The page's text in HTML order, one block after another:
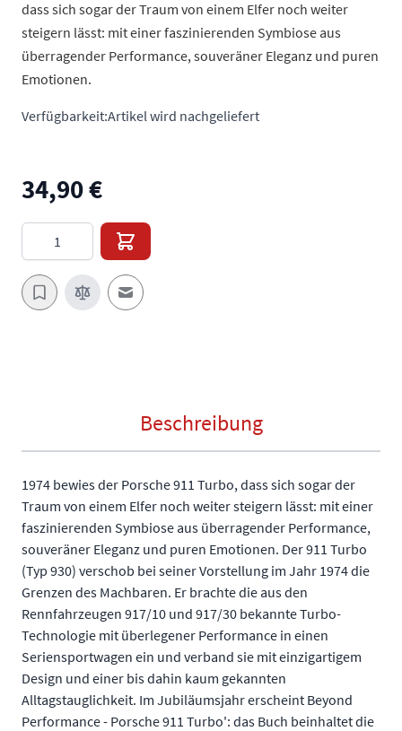
dass sich sogar der Traum von einem Elfer noch weiter
steigern lässt: mit einer faszinierenden Symbiose aus
überragender Performance, souveräner Eleganz und puren
Emotionen.
Verfügbarkeit:Artikel wird nachgeliefert
34,90 €
Menge
E-Mail an einen Freund
Beschreibung
1974 bewies der Porsche 911 Turbo, dass sich sogar der
Traum von einem Elfer noch weiter steigern lässt: mit einer
faszinierenden Symbiose aus überragender Performance,
souveräner Eleganz und puren Emotionen. Der 911 Turbo
(Typ 930) verschob bei seiner Vorstellung im Jahr 1974 die
Grenzen des Machbaren. Er brachte die aus den
Rennfahrzeugen 917/10 und 917/30 bekannte Turbo-
Technologie mit überlegener Performance in einen
Seriensportwagen ein und verband sie mit einzigartigem
Design und einer bis dahin kaum gekannten
Alltagstauglichkeit. Im Jubiläumsjahr erscheint Beyond
Performance - Porsche 911 Turbo': das Buch beinhaltet die